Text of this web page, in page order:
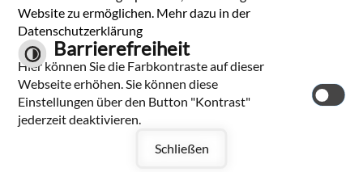
Gebärdensprache
cm city media
Website zu ermöglichen. Mehr dazu in der
Datenschutzerklärung
Barrierefreiheit
Hier können Sie die Farbkontraste auf dieser
Webseite erhöhen. Sie können diese
Einstellungen über den Button "Kontrast"
jederzeit deaktivieren.
Schließen